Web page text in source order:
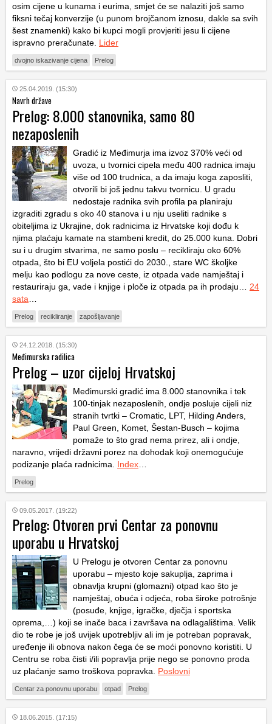
osim cijene u kunama i eurima, smjet će se nalaziti još samo
fiksni tečaj konverzije (u punom brojčanom iznosu, dakle sa svih
šest znamenki) kako bi kupci mogli provjeriti jesu li cijene
ispravno preračunate. Lider
dvojno iskazivanje cijena Prelog
25.04.2019. (15:30)
Navrh države
Prelog: 8.000 stanovnika, samo 80
nezaposlenih
Gradić iz Međimurja ima izvoz 370% veći od
uvoza, u tvornici cipela među 400 radnica imaju
više od 100 trudnica, a da imaju koga zaposliti,
otvorili bi još jednu takvu tvornicu. U gradu
nedostaje radnika svih profila pa planiraju
izgraditi zgradu s oko 40 stanova i u nju useliti radnike s
obiteljima iz Ukrajine, dok radnicima iz Hrvatske koji dođu k
njima plaćaju kamate na stambeni kredit, do 25.000 kuna. Dobri
su i u drugim stvarima, ne samo poslu – recikliraju oko 60%
otpada, što bi EU voljela postići do 2030., stare WC školjke
melju kao podlogu za nove ceste, iz otpada vade namještaj i
restauriraju ga, vade i knjige i ploče iz otpada pa ih prodaju… 24
sata
Prelog recikliranje zapošljavanje
24.12.2018. (15:30)
Međimurska radilica
Prelog – uzor cijeloj Hrvatskoj
Međimurski gradić ima 8.000 stanovnika i tek
100-tinjak nezaposlenih, ondje posluje cijeli niz
stranih tvrtki – Cromatic, LPT, Hilding Anders,
Paul Green, Komet, Šestan-Busch – kojima
pomaže to što grad nema prirez, ali i ondje,
naravno, vrijedi državni porez na dohodak koji onemogućuje
podizanje plaća radnicima. Index
Prelog
09.05.2017. (19:22)
Prelog: Otvoren prvi Centar za ponovnu
uporabu u Hrvatskoj
U Prelogu je otvoren Centar za ponovnu
uporabu – mjesto koje sakuplja, zaprima i
obnavlja krupni (glomazni) otpad kao što je
namještaj, obuća i odjeća, roba široke potrošnje
(posuđe, knjige, igračke, dječja i sportska
oprema,…) koji se inače baca i završava na odlagalištima. Velik
dio te robe je još uvijek upotrebljiv ali im je potreban popravak,
uređenje ili obnova nakon čega će se moći ponovno koristiti. U
Centru se roba čisti i/ili popravlja prije nego se ponovno proda
uz plaćanje samo troškova popravka. Poslovni
Centar za ponovnu uporabu otpad Prelog
18.06.2015. (17:15)